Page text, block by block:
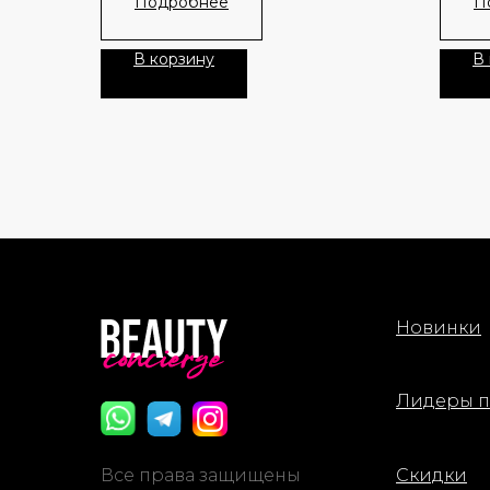
В корзину В
Все права защищены
Новинки
Лидеры
Скидки